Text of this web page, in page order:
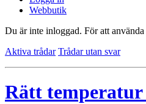
Webbutik
Du är inte inloggad. För att
Aktiva trådar Trådar utan svar
Rätt